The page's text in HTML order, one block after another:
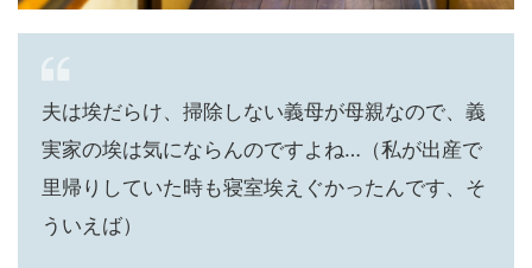
夫は埃だらけ、掃除しない義母が母親なので、義
実家の埃は気にならんのですよね…（私が出産で
里帰りしていた時も寝室埃えぐかったんです、そ
ういえば）